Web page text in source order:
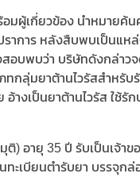
มผู้เกี่ยวข้อง นำหมายค้
ราการ หลังสืบพบเป็นแ
อบพบว่า บริษัทดังกล่าว
ทกลุ่มยาต้านไวรัสสำหรับ
งเป็นยาต้านไวรัส ใช้รั
) อายุ 35 ปี รับเป็นเจ้า
ะเบียนตำรับยา บรรจุ